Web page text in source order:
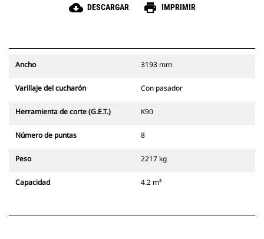
cloud_download DESCARGAR print IMPRIMIR
Ancho 3193 mm
Varillaje del cucharón Con pasador
Herramienta de corte (G.E.T.) K90
Número de puntas 8
Peso 2217 kg
Capacidad 4.2 m³